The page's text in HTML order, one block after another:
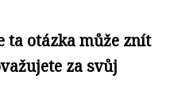
ta otázka může znít
za svůj